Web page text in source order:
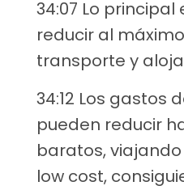
34:07 Lo
reducir al
transporte y
34:12 Los gastos
pueden reducir
baratos,
low cost,